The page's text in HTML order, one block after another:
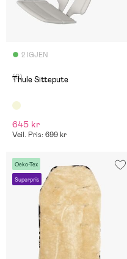
2 IGJEN
(0)
Thule Sittepute
645 kr
Veil. Pris: 699 kr
Oeko-Tex
Superpris